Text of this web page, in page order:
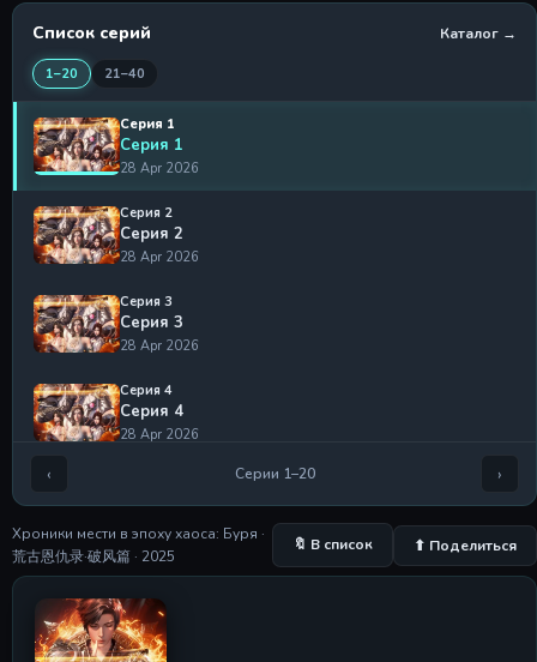
Список серий Каталог →
1–20 21–40
Серия 1
Серия 1
28 Apr 2026
Серия 2
Серия 2
28 Apr 2026
Серия 3
Серия 3
28 Apr 2026
Серия 4
Серия 4
28 Apr 2026
Серия 6
28 Apr 2026
Серия 7
‹ Серии 1–20 ›
Хроники мести в эпоху хаоса: Буря ·
荒古恩仇录·破风篇 · 2025
🔖 В список ⬆ Поделиться